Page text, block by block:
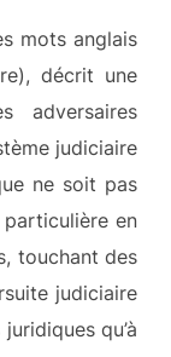
mots anglais
décrit une
adversaires
judiciaire
ne soit pas
en
touchant des
judiciaire
qu’à